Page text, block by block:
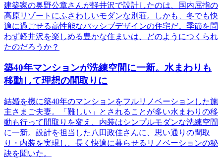
建築家の奥野公章さんが軽井沢で設計したのは、国内屈指の
高原リゾートにふさわしいモダンな別荘。しかも、冬でも快
適に過ごせる高性能なパッシブデザインの住宅だ。季節を問
わず軽井沢を楽しめる豊かな住まいは、どのようにつくられ
たのだろうか？
築40年マンションが洗練空間に一新。水まわりも
移動して理想の間取りに
結婚を機に築40年のマンションをフルリノベーションした施
主さまご夫妻。「難しい」とされることが多い水まわりの移
動も行って間取りを変え、内装はシンプルモダンな洗練空間
に一新。設計を担当した八田政佳さんに、思い通りの間取
り・内装を実現し、長く快適に暮らせるリノベーションの秘
訣を聞いた。